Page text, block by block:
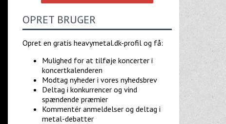
OPRET BRUGER
Opret en gratis heavymetal.dk-profil og få:
Mulighed for at tilføje koncerter i
koncertkalenderen
Modtag nyheder i vores nyhedsbrev
Deltag i konkurrencer og vind
spændende præmier
Kommentér anmeldelser og deltag i
metal-debatter